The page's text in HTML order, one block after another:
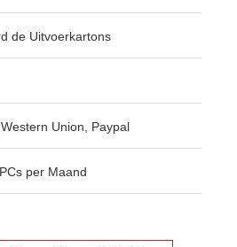
de Uitvoerkartons
Union, Paypal
per Maand